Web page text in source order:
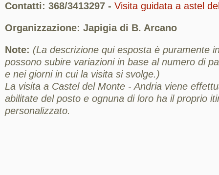
Contatti: 368/3413297 - Visita guidata a astel
Organizzazione: Japigia di B. Arcano
Note: (La descrizione qui esposta è puramente
possono subire variazioni in base al numero di
e nei giorni in cui la visita si svolge.)
La visita a Castel del Monte - Andria viene
abilitate del posto e ognuna di loro ha il proprio
personalizzato.